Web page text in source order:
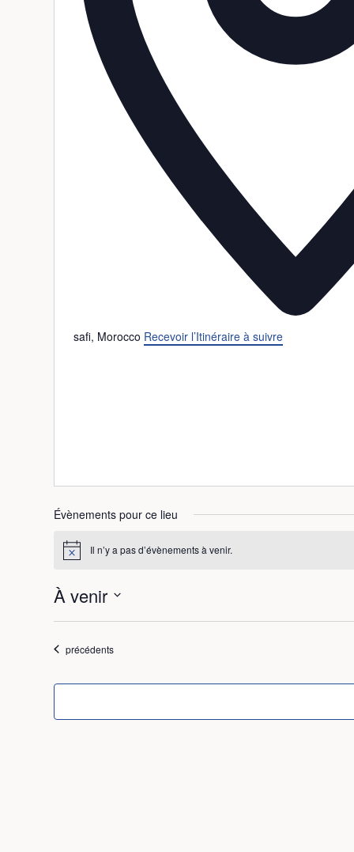
safi, Morocco Recevoir l’Itinéraire à suivre
Évènements pour ce lieu
Notice Il n’y a pas d’évènements à venir.
À venir
date.Évènements
précédents